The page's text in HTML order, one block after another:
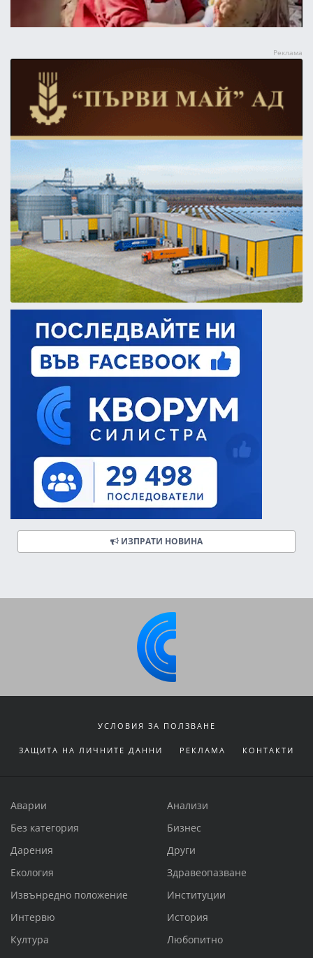
ИЗПРАТИ НОВИНА
УСЛОВИЯ ЗА ПОЛЗВАНЕ
ЗАЩИТА НА ЛИЧНИТЕ ДАННИ РЕКЛАМА КОНТАКТИ
Аварии
Анализи
Без категория
Бизнес
Дарения
Други
Екология
Здравеопазване
Извънредно положение
Институции
Интервю
История
Култура
Любопитно